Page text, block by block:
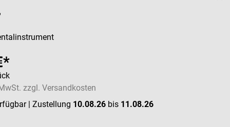
zzgl. Versandkosten
| Zustellung 10.08.26 bis 11.08.26